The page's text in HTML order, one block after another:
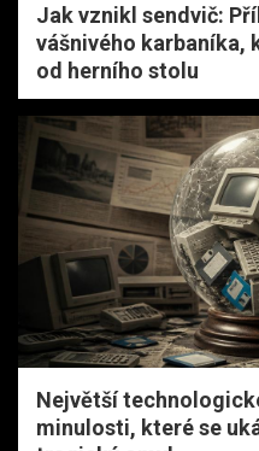
Jak vznikl sendvič:
vášnivého karbaníka,
od herního stolu
Největší
minulosti, které se